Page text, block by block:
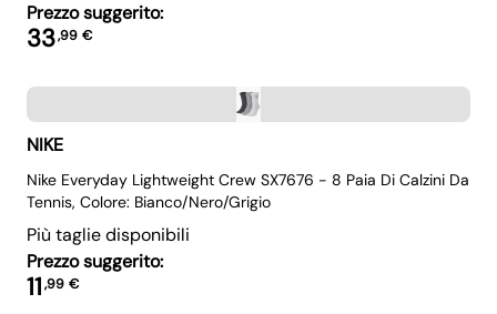
Prezzo suggerito:
33,99 €
NIKE
Nike Everyday Lightweight Crew SX7676 - 8 Paia Di Calzini Da
Tennis, Colore: Bianco/Nero/Grigio
Più taglie disponibili
Prezzo suggerito:
11,99 €